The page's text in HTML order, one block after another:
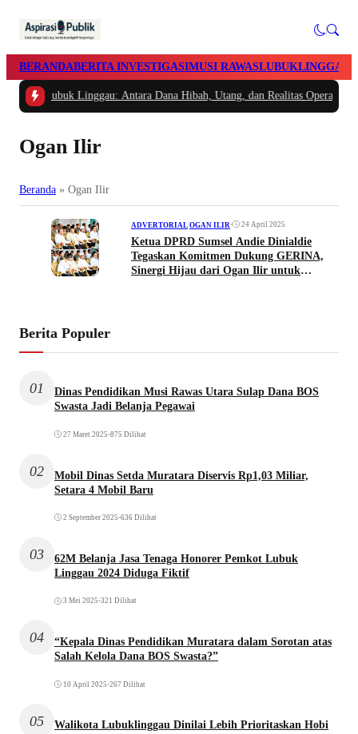
BERANDABERITA INVESTIGASIMUSI RAWASLUBUKLINGGAU
PMI Lubuk Linggau: Antara Dana Hibah, Utang, dan Realitas Operasional
Ogan Ilir
Beranda » Ogan Ilir
ADVERTORIAL OGAN ILIR • 24 April 2025
Ketua DPRD Sumsel Andie Dinialdie
Tegaskan Komitmen Dukung GERINA,
Sinergi Hijau dari Ogan Ilir untuk
Berita Populer
01
Dinas Pendidikan Musi Rawas Utara Sulap Dana BOS
Swasta Jadi Belanja Pegawai
27 Maret 2025 •875 Dilihat
02
Mobil Dinas Setda Muratara Diservis Rp1,03 Miliar,
Setara 4 Mobil Baru
2 September 2025 •636 Dilihat
03
62M Belanja Jasa Tenaga Honorer Pemkot Lubuk
Linggau 2024 Diduga Fiktif
3 Mei 2025 •321 Dilihat
04
“Kepala Dinas Pendidikan Muratara dalam Sorotan atas
Salah Kelola Dana BOS Swasta?”
10 April 2025 •267 Dilihat
05
Walikota Lubuklinggau Dinilai Lebih Prioritaskan Hobi